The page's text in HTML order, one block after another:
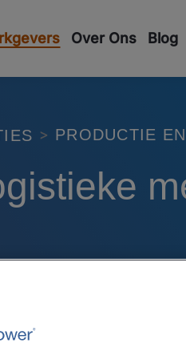
Over Ons Blog
PRODUCTIE